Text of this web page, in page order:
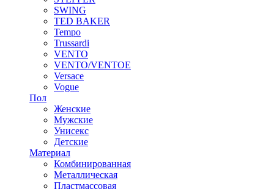
SWING
TED BAKER
Tempo
Trussardi
VENTO
VENTO/VENTOE
Versace
Vogue
Пол
Женские
Мужские
Унисекс
Детские
Материал
Комбинированная
Металлическая
Пластмассовая